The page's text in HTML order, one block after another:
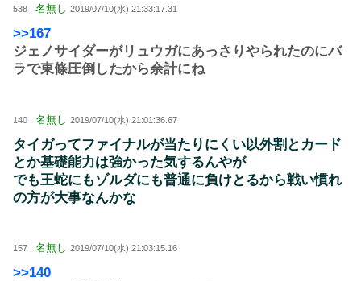
538 : 名無し 2019/07/10(水) 21:33:17.31
>>167
ジェノサイダーがリュウガにあっさりやられたのにバ
ラで東條圧倒したから余計にね
140 : 名無し 2019/07/10(水) 21:01:36.67
タイガってファイナルが当たりにくい以外割とカード
とか基礎能力は強かった気するんやが
でも王蛇にもゾルダにも普通に負けとるから戦い慣れ
の方が大事なんかな
157 : 名無し 2019/07/10(水) 21:03:15.16
>>140